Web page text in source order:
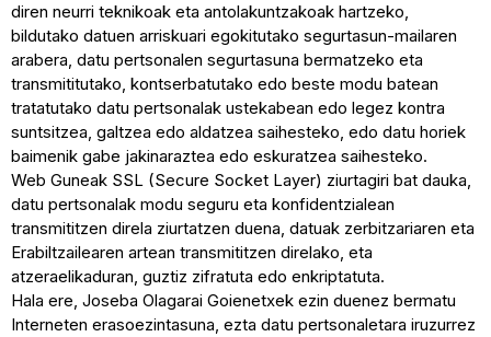
diren neurri teknikoak eta antolakuntzakoak hartzeko,
bildutako datuen arriskuari egokitutako segurtasun-mailaren
arabera, datu pertsonalen segurtasuna bermatzeko eta
transmititutako, kontserbatutako edo beste modu batean
tratatutako datu pertsonalak ustekabean edo legez kontra
suntsitzea, galtzea edo aldatzea saihesteko, edo datu horiek
baimenik gabe jakinaraztea edo eskuratzea saihesteko.
Web Guneak SSL (Secure Socket Layer) ziurtagiri bat dauka,
datu pertsonalak modu seguru eta konfidentzialean
transmititzen direla ziurtatzen duena, datuak zerbitzariaren eta
Erabiltzailearen artean transmititzen direlako, eta
atzeraelikaduran, guztiz zifratuta edo enkriptatuta.
Hala ere, Joseba Olagarai Goienetxek ezin duenez bermatu
Interneten erasoezintasuna, ezta datu pertsonaletara iruzurrez